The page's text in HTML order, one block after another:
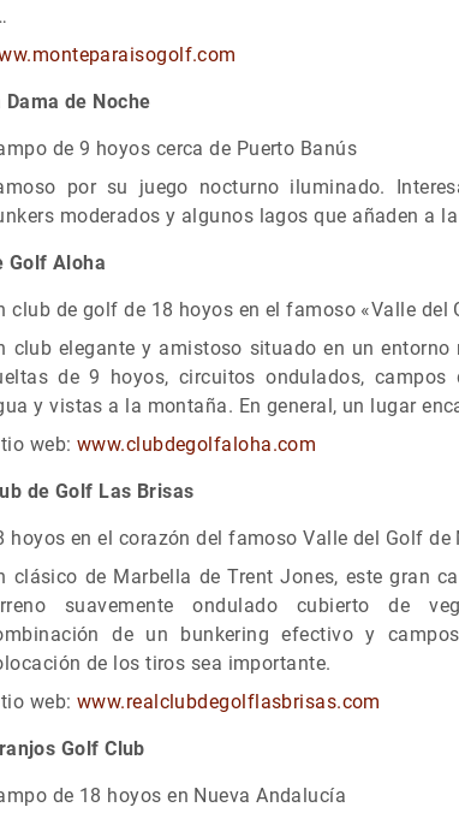
Dama de Noche
de 9 hoyos cerca de Puerto Banús
por su juego nocturno iluminado.
moderados y algunos lagos que añaden a
Golf Aloha
club de golf de 18 hoyos en el famoso «Valle del
club elegante y amistoso situado en un entorno
de 9 hoyos, circuitos ondulados, campos
y vistas a la montaña. En general, un lugar
web: www.clubdegolfaloha.com
de Golf Las Brisas
hoyos en el corazón del famoso Valle del Golf de
clásico de Marbella de Trent Jones, este gran
suavemente ondulado cubierto de
de un bunkering efectivo y
de los tiros sea importante.
web: www.realclubdegolflasbrisas.com
Golf Club
de 18 hoyos en Nueva Andalucía